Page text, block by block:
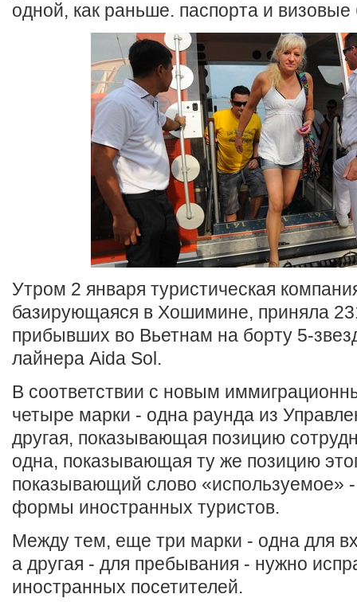
одной, как раньше. паспорта и визовые
Утром 2 января туристическая
базирующаяся в Хошимине, приняла
прибывших во Вьетнам на борту 5-
лайнера Aida Sol.
В соответствии с новым
четыре марки - одна раунда из
другая, показывающая позицию
одна, показывающая ту же позицию
показывающий слово «используемое»
формы иностранных туристов.
Между тем, еще три марки - одна для
а другая - для пребывания - нужно
иностранных посетителей.